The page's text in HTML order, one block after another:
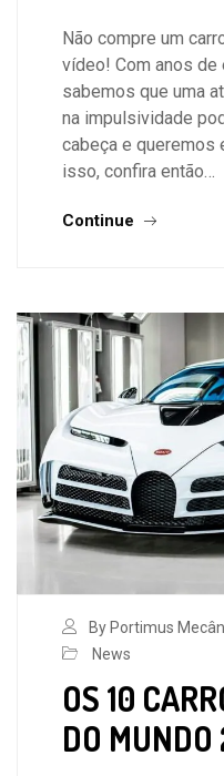
Não compre um
vídeo! Com anos de
sabemos que uma
na impulsividade
cabeça e queremos
isso, confira então…
Continue
By Portimus
News
OS 10
DO